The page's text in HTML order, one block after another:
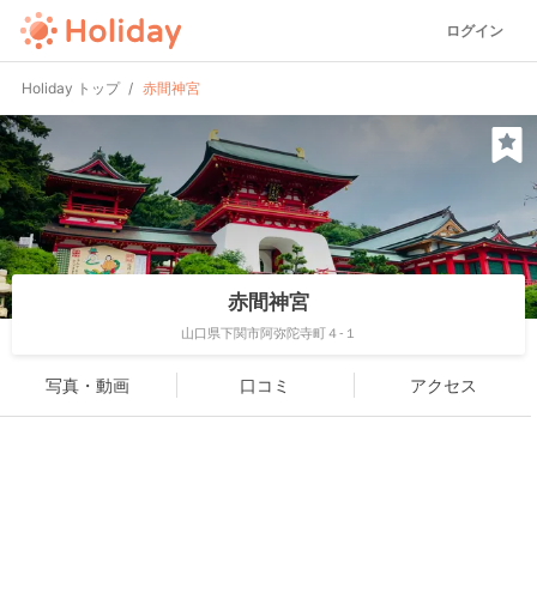
ログイン
Holiday トップ 赤間神宮
赤間神宮
山口県下関市阿弥陀寺町４-１
写真・動画 口コミ アクセス